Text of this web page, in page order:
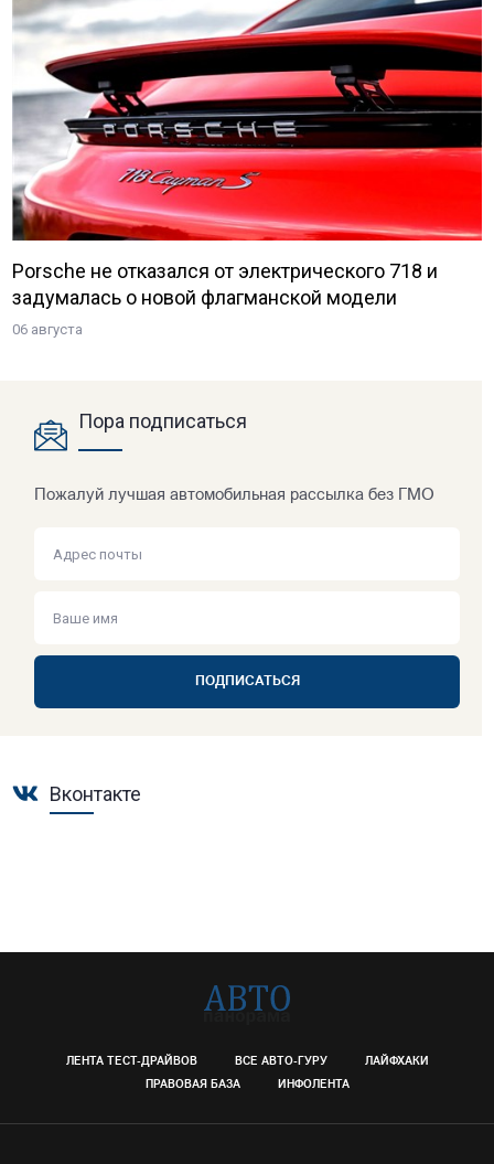
Porsche не отказался от электрического 718 и
задумалась о новой флагманской модели
06 августа
Пора подписаться
Пожалуй лучшая автомобильная рассылка без ГМО
ПОДПИСАТЬСЯ
Вконтакте
ЛЕНТА ТЕСТ-ДРАЙВОВ ВСЕ АВТО-ГУРУ
ЛАЙФХАКИ
ПРАВОВАЯ БАЗА
ИНФОЛЕНТА